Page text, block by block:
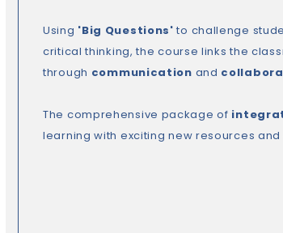
Using 'Big Questions' to challenge
critical thinking, the course links the
through communication and
The comprehensive package of
learning with exciting new resources